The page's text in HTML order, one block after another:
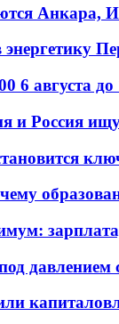
Анкара,
6 августа до
и Россия
давлением